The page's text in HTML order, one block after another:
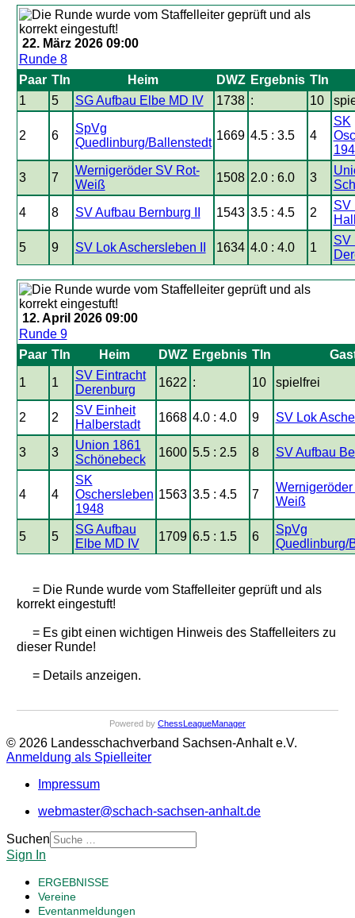
22. März 2026 09:00
Runde 8
Paar Tln Heim DWZ Ergebnis Tln
1
5 SG Aufbau Elbe MD IV 1738 : 10
2 6
SpVg
Quedlinburg/Ballenstedt
1669 4.5 : 3.5 4
SK
3 7
Wernigeröder SV Rot-
Weiß
1508 2.0 : 6.0 3
4 8 SV Aufbau Bernburg II 1543 3.5 : 4.5 2
SV
5 9 SV Lok Aschersleben II 1634 4.0 : 4.0 1
SV
12. April 2026 09:00
Runde 9
Paar Tln Heim DWZ Ergebnis Tln
1 1
SV Eintracht
Derenburg
1622 : 10 spielfrei
2 2
SV Einheit
Halberstadt
1668 4.0 : 4.0 9 SV Lok
3 3
Union 1861
Schönebeck
1600 5.5 : 2.5 8 SV Aufbau
4 4
SK
Oschersleben
1948
1563 3.5 : 4.5 7
Weiß
5 5
SG Aufbau
Elbe MD IV
1709 6.5 : 1.5 6
SpVg
Quedlinburg/
= Die Runde wurde vom Staffelleiter geprüft und als
korrekt eingestuft!
= Es gibt einen wichtigen Hinweis des Staffelleiters zu
dieser Runde!
= Details anzeigen.
Powered by ChessLeagueManager
© 2026 Landesschachverband Sachsen-Anhalt e.V.
Anmeldung als Spielleiter
Impressum
webmaster@schach-sachsen-anhalt.de
Suchen
Sign In
ERGEBNISSE
Vereine
Eventanmeldungen